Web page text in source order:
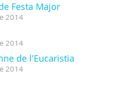
Festa Major
2014
2014
de l'Eucaristia
2014